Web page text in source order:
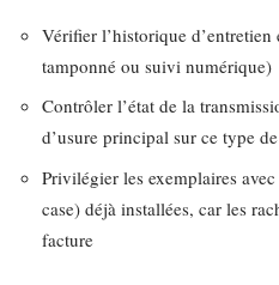
Vérifier l’historique d’entretien
tamponné ou suivi numérique)
Contrôler l’état de la
d’usure principal sur ce type
Privilégier les exemplaires
case) déjà installées, car les
facture